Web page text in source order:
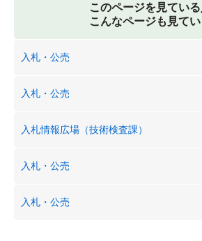
このページを見てい
こんなページも見て
入札・公売
入札・公売
入札情報広場（技術検査課）
入札・公売
入札・公売